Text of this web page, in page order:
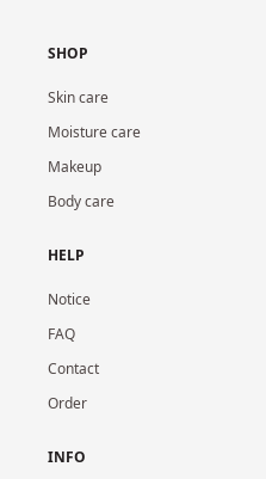
SHOP
Skin care
Moisture care
Makeup
Body care
HELP
Notice
FAQ
Contact
Order
INFO